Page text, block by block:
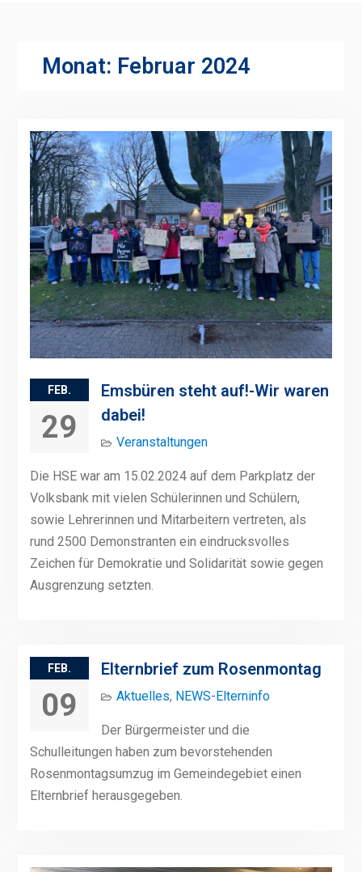
Monat: Februar 2024
FEB.
29
Emsbüren steht auf!-Wir waren
dabei!
Veranstaltungen
Die HSE war am 15.02.2024 auf dem Parkplatz der
Volksbank mit vielen Schülerinnen und Schülern,
sowie Lehrerinnen und Mitarbeitern vertreten, als
rund 2500 Demonstranten ein eindrucksvolles
Zeichen für Demokratie und Solidarität sowie gegen
Ausgrenzung setzten.
FEB.
09
Elternbrief zum Rosenmontag
Aktuelles, NEWS-Elterninfo
Der Bürgermeister und die
Schulleitungen haben zum bevorstehenden
Rosenmontagsumzug im Gemeindegebiet einen
Elternbrief herausgegeben.